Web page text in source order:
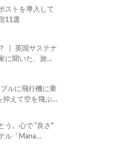
ストを導入して
11選
に聞いた、旅の
ルに飛行機に乗
抑えて空を飛ぶ
う。心で ”良さ"
ル「Mana